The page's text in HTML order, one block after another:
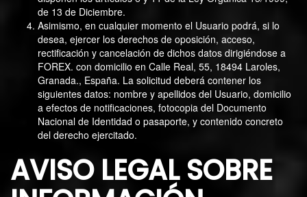
de 13 de Diciembre.
Asimismo, en cualquier momento el Usuario podrá, si lo
desea, ejercer los derechos de oposición, acceso,
rectificación y cancelación de dichos datos dirigiéndose a
FOREX. con domicilio en Calle Real, 55, 18494 Laroles,
Granada., España. La solicitud deberá contener los
siguientes datos: nombre y apellidos del Usuario, domicilio
a efectos de notificaciones, fotocopia del Documento
Nacional de Identidad o pasaporte, y contenido concreto
del derecho ejercitado.
AVISO LEGAL SOBRE